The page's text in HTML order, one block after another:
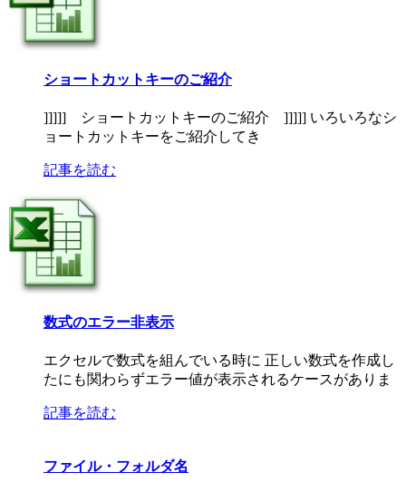
ショートカットキーのご紹介
]]]]] ショートカットキーのご紹介 ]]]]] いろいろなシ
ョートカットキーをご紹介してき
記事を読む
数式のエラー非表示
エクセルで数式を組んでいる時に 正しい数式を作成し
たにも関わらずエラー値が表示されるケースがありま
記事を読む
ファイル・フォルダ名